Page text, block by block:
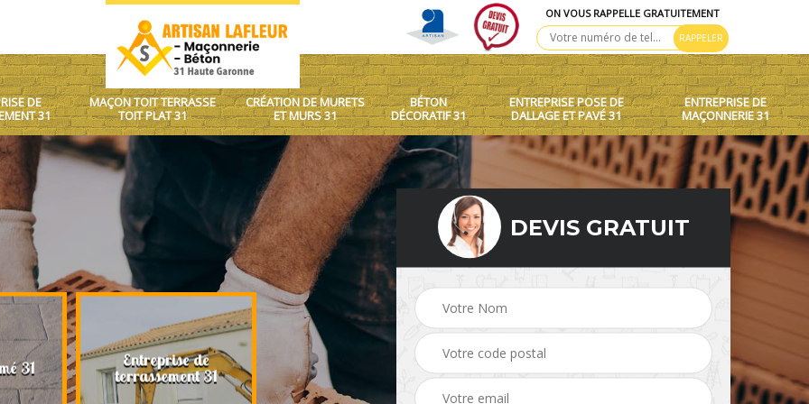
ON VOUS RAPPELLE GRATUITEMENT
DE
31
MAÇON TOIT TERRASSE
TOIT PLAT 31
CRÉATION DE MURETS
ET MURS 31
BÉTON
DÉCORATIF 31
ENTREPRISE POSE DE
DALLAGE ET PAVÉ 31
ENTREPRISE DE
MAÇONNERIE 31
31 Entreprise de
terrassement 31
Maçon toit terrasse toit Création de murets et
murs 31 Béton décoratif 31
DEVIS GRATUIT